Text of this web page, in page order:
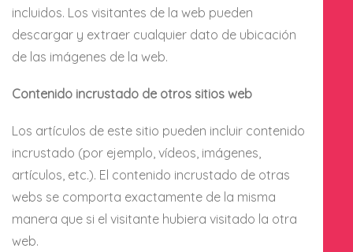
incluidos. Los visitantes de la web pueden
descargar y extraer cualquier dato de ubicación
de las imágenes de la web.
Contenido incrustado de otros sitios web
Los artículos de este sitio pueden incluir contenido
incrustado (por ejemplo, vídeos, imágenes,
artículos, etc.). El contenido incrustado de otras
webs se comporta exactamente de la misma
manera que si el visitante hubiera visitado la otra
web.